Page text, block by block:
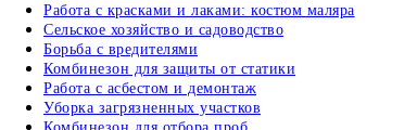
Работа с красками и лаками: костюм маляра
Сельское хозяйство и садоводство
Борьба с вредителями
Комбинезон для защиты от статики
Работа с асбестом и демонтаж
Уборка загрязненных участков